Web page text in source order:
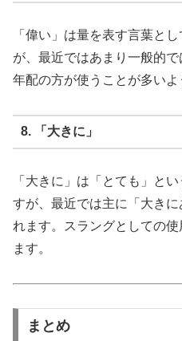
「偉い」は量を表す言葉と
が、最近ではあまり一般的
年配の方が使うことが多いよ
8. 「大きに」
「大きに」は「とても」と
すが、最近では主に「大き
れます。スラングとしての
ます。
まとめ